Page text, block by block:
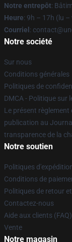
Notre entrepôt:
Heure: 9h – 17h (lu –
Courriel :
Notre société
Sur nous
Conditions générales
Politiques de
DMCA - Politique sur
Le présent règlement
publication au
transparence de la
Notre soutien
Politiques
Conditions de
Politiques de retour
Contactez-nous
Aide aux clients (FAQ)
Vente
Notre magasin